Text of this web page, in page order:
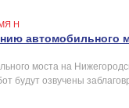
Н
автомобильного
моста на
будут озвучены